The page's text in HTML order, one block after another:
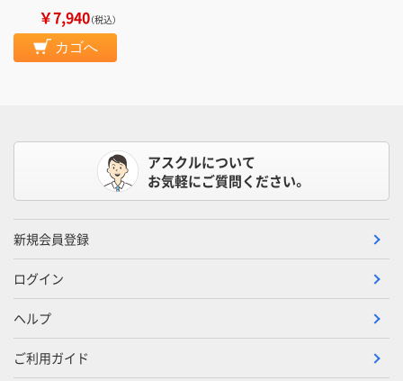
￥7,940（税込）
カゴへ
アスクルについて
お気軽にご質問ください。
新規会員登録
ログイン
ヘルプ
ご利用ガイド